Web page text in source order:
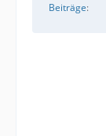
Beiträge